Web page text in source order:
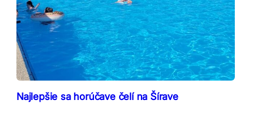
Najlepšie sa horúčave čelí na Šírave